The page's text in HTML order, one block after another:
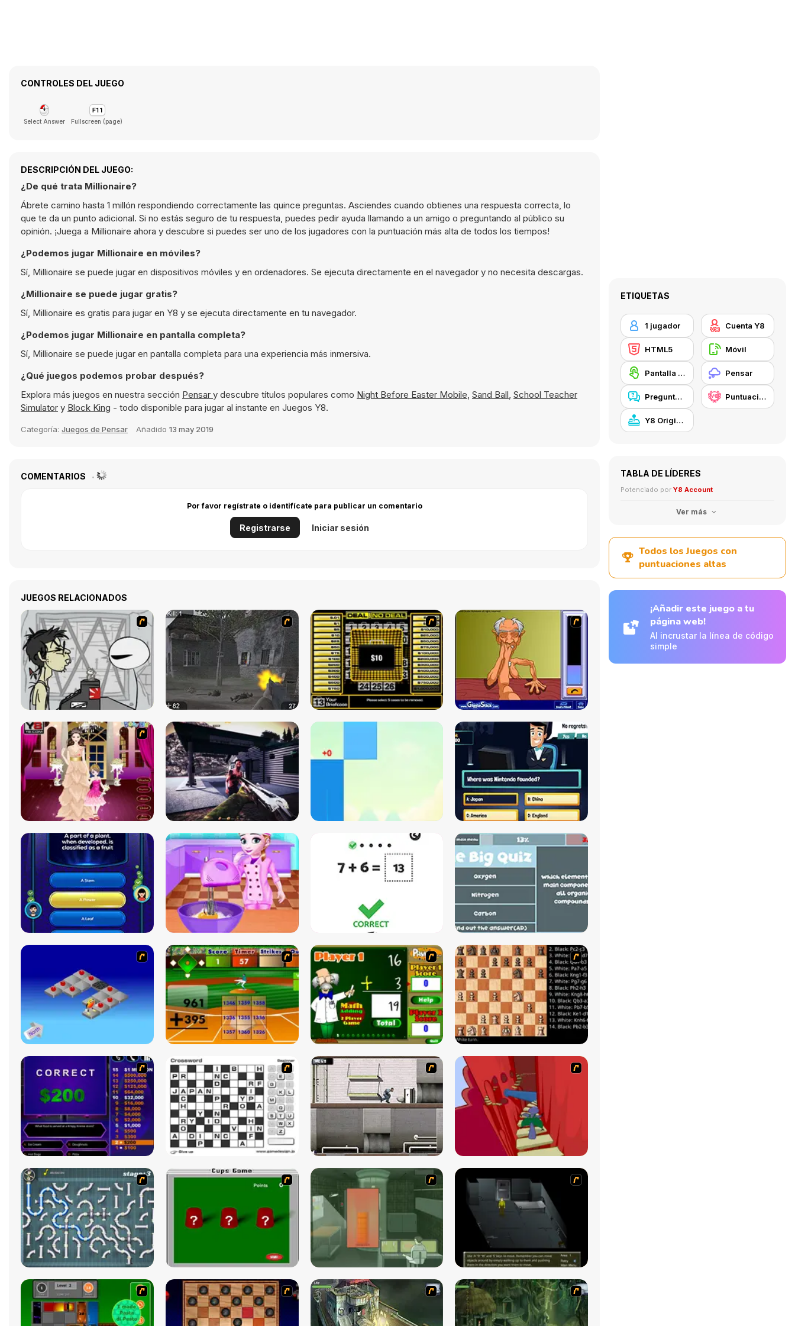
CONTROLES DEL JUEGO
Select Answer Fullscreen (page)
DESCRIPCIÓN DEL JUEGO:
¿De qué trata Millionaire?
Ábrete camino hasta 1 millón respondiendo correctamente las quince preguntas. Asciendes cuando obtienes una respuesta correcta, lo
que te da un punto adicional. Si no estás seguro de tu respuesta, puedes pedir ayuda llamando a un amigo o preguntando al público su
opinión. ¡Juega a Millionaire ahora y descubre si puedes ser uno de los jugadores con la puntuación más alta de todos los tiempos!
¿Podemos jugar Millionaire en móviles?
Sí, Millionaire se puede jugar en dispositivos móviles y en ordenadores. Se ejecuta directamente en el navegador y no necesita descargas.
¿Millionaire se puede jugar gratis?
Sí, Millionaire es gratis para jugar en Y8 y se ejecuta directamente en tu navegador.
¿Podemos jugar Millionaire en pantalla completa?
Sí, Millionaire se puede jugar en pantalla completa para una experiencia más inmersiva.
¿Qué juegos podemos probar después?
Explora más juegos en nuestra sección Pensar y descubre títulos populares como Night Before Easter Mobile, Sand Ball, School Teacher
Simulator y Block King - todo disponible para jugar al instante en Juegos Y8.
Categoría: Juegos de Pensar Añadido 13 may 2019
COMENTARIOS
Por favor regístrate o identifícate para publicar un comentario
Registrarse Iniciar sesión
JUEGOS RELACIONADOS
ETIQUETAS
1 jugador Cuenta Y8
HTML5 Móvil
Pantalla táctil Pensar
Preguntas y Respuestas Puntuación Alta Y8
Y8 Originals
TABLA DE LÍDERES
Potenciado por Y8 Account
Ver más
Todos los Juegos con
puntuaciones altas
¡Añadir este juego a tu
página web!
Al incrustar la línea de código
simple